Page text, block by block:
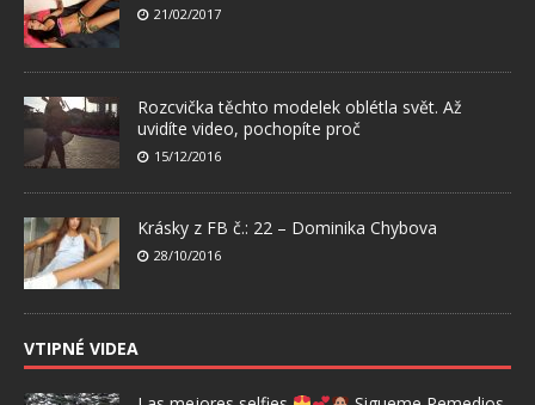
21/02/2017
Rozcvička těchto modelek oblétla svět. Až
uvidíte video, pochopíte proč
15/12/2016
Krásky z FB č.: 22 – Dominika Chybova
28/10/2016
VTIPNÉ VIDEA